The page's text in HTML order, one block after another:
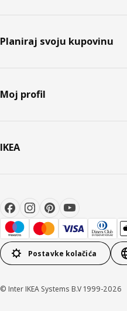
Planiraj svoju kupovinu
Moj profil
IKEA
Postavke kolačića
© Inter IKEA Systems B.V 1999-2026